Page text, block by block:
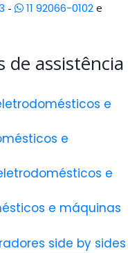
- 11 92066-0102 e
de assistência
e
e
e
e máquinas
side by sides